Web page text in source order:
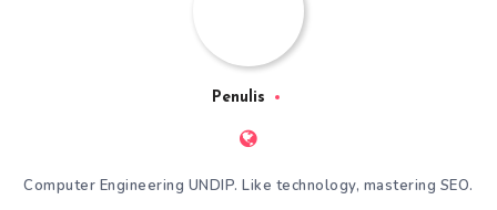
Penulis
Computer Engineering UNDIP. Like technology, mastering SEO.